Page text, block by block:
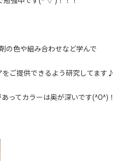
の色や組み合わせなど学んで
をご提供できるよう研究してます♪
ってカラーは奥が深いです(^O^)！